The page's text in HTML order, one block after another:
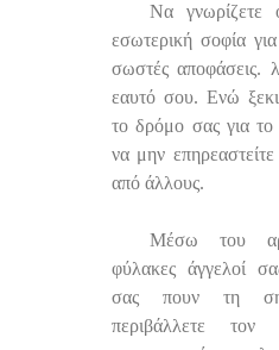
Να γνωρίζετε
εσωτερική σοφία
σωστές αποφάσεις.
εαυτό σου. Ενώ
το δρόμο σας για το
να μην
από άλλους.
Μέσω του
φύλακες άγγελοί
σας πουν τη
περιβάλλετε